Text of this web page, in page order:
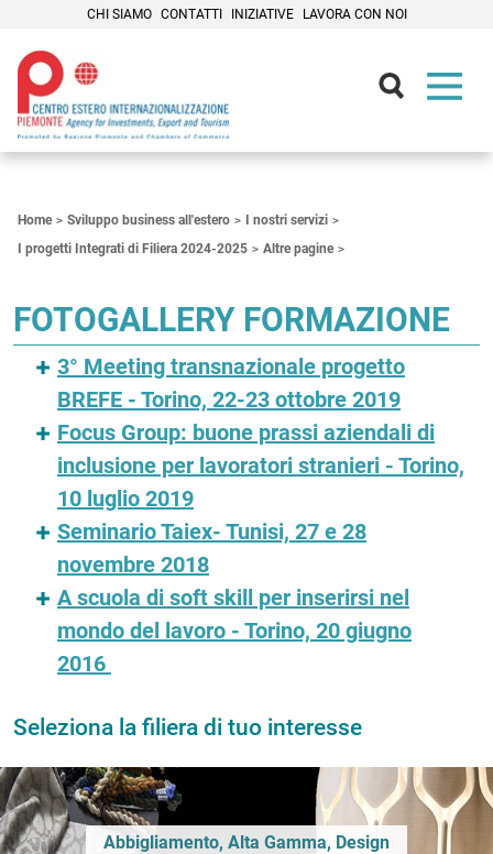
CHI SIAMO CONTATTI INIZIATIVE LAVORA CON NOI
Home Sviluppo business all'estero
I nostri servizi
I progetti Integrati di Filiera 2024-2025
Altre pagine
FOTOGALLERY FORMAZIONE
3° Meeting transnazionale progetto
BREFE - Torino, 22-23 ottobre 2019
Focus Group: buone prassi aziendali di
inclusione per lavoratori stranieri - Torino,
10 luglio 2019
Seminario Taiex- Tunisi, 27 e 28
novembre 2018
A scuola di soft skill per inserirsi nel
mondo del lavoro - Torino, 20 giugno
2016
Seleziona la filiera di tuo interesse
Abbigliamento, Alta Gamma, Design